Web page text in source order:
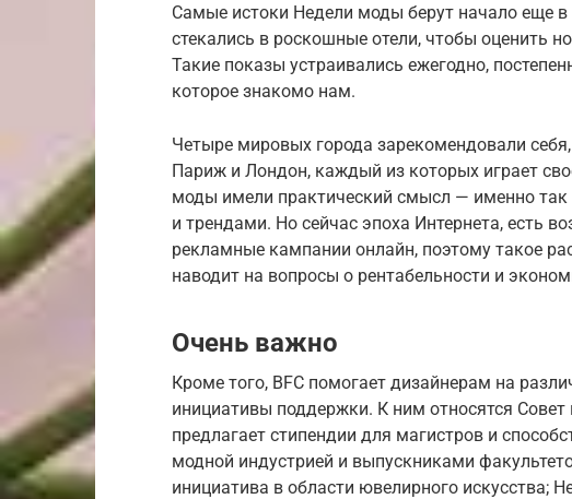
Самые истоки Недели моды берут начало еще в
стекались в роскошные отели, чтобы оценить
Такие показы устраивались ежегодно,
которое знакомо нам.
Четыре мировых города зарекомендовали
Париж и Лондон, каждый из которых играет
моды имели практический смысл — именно
и трендами. Но сейчас эпоха Интернета, есть
рекламные кампании онлайн, поэтому такое
наводит на вопросы о рентабельности и
Очень важно
Кроме того, BFC помогает дизайнерам на
инициативы поддержки. К ним относятся
предлагает стипендии для магистров и
модной индустрией и выпускниками
инициатива в области ювелирного искусства;